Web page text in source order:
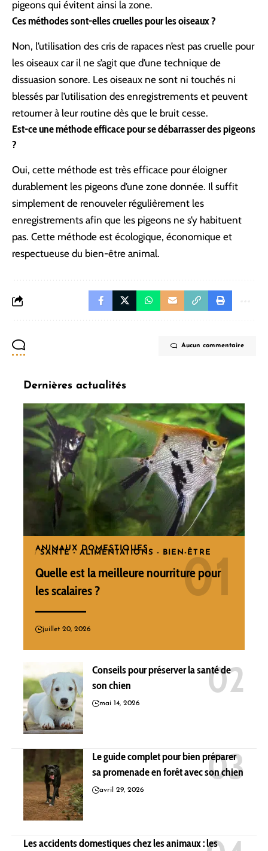
pigeons qui évitent ainsi la zone.
Ces méthodes sont-elles cruelles pour les oiseaux ?
Non, l’utilisation des cris de rapaces n’est pas cruelle pour
les oiseaux car il ne s’agit que d’une technique de
dissuasion sonore. Les oiseaux ne sont ni touchés ni
blessés par l’utilisation des enregistrements et peuvent
retourner à leur routine dès que le bruit cesse.
Est-ce une méthode efficace pour se débarrasser des pigeons
?
Oui, cette méthode est très efficace pour éloigner
durablement les pigeons d’une zone donnée. Il suffit
simplement de renouveler régulièrement les
enregistrements afin que les pigeons ne s’y habituent
pas. Cette méthode est écologique, économique et
respectueuse du bien-être animal.
Aucun commentaire
Dernières actualités
ANIMAUX DOMESTIQUES
SANTÉ - ALIMENTATIONS - BIEN-ÊTRE
Quelle est la meilleure nourriture pour
les scalaires ?
juillet 20, 2026
Conseils pour préserver la santé de
son chien
mai 14, 2026
Le guide complet pour bien préparer
sa promenade en forêt avec son chien
avril 29, 2026
Les accidents domestiques chez les animaux : les